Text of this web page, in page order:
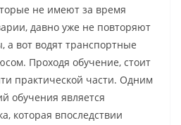
не имеют за время
давно уже не повторяют
а вот водят транспортные
Проходя обучение, стоит
практической части. Одним
обучения является
которая впоследствии